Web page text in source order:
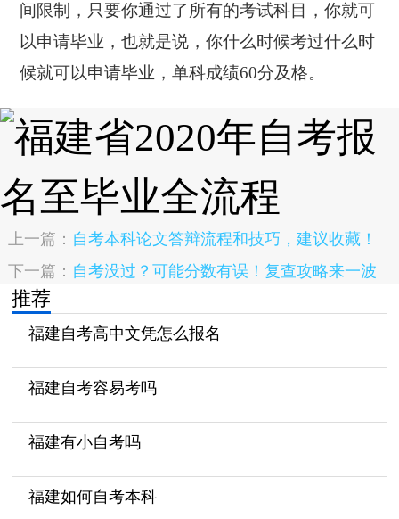
间限制，只要你通过了所有的考试科目，你就可
以申请毕业，也就是说，你什么时候考过什么时
候就可以申请毕业，单科成绩60分及格。
上一篇： 自考本科论文答辩流程和技巧，建议收藏！
下一篇： 自考没过？可能分数有误！复查攻略来一波
推荐
福建自考高中文凭怎么报名
福建自考容易考吗
福建有小自考吗
福建如何自考本科